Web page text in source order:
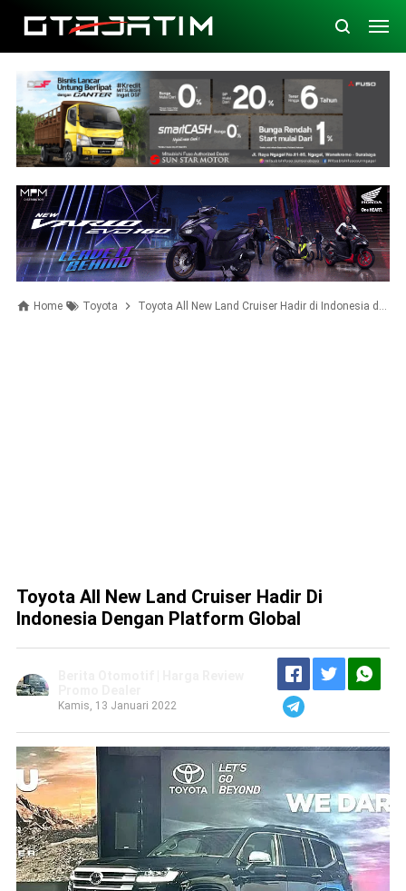
Home Toyota Toyota All New Land Cruiser Hadir di Indonesia dengan Platform Global
Toyota All New Land Cruiser Hadir Di
Indonesia Dengan Platform Global
Kamis, 13 Januari 2022